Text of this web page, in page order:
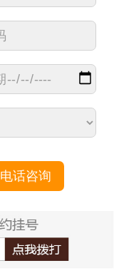
电话咨询